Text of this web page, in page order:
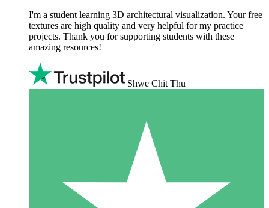
I'm a student learning 3D architectural visualization. Your free
textures are high quality and very helpful for my practice
projects. Thank you for supporting students with these
amazing resources!
Shwe Chit Thu